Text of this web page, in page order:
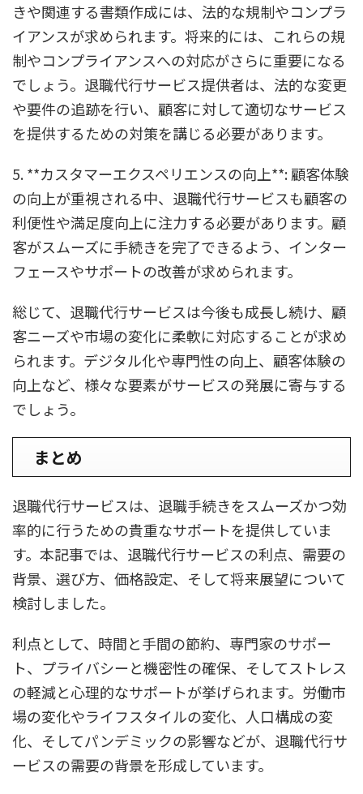
きや関連する書類作成には、法的な規制やコンプラ
イアンスが求められます。将来的には、これらの規
制やコンプライアンスへの対応がさらに重要になる
でしょう。退職代行サービス提供者は、法的な変更
や要件の追跡を行い、顧客に対して適切なサービス
を提供するための対策を講じる必要があります。
5. **カスタマーエクスペリエンスの向上**: 顧客体験
の向上が重視される中、退職代行サービスも顧客の
利便性や満足度向上に注力する必要があります。顧
客がスムーズに手続きを完了できるよう、インター
フェースやサポートの改善が求められます。
総じて、退職代行サービスは今後も成長し続け、顧
客ニーズや市場の変化に柔軟に対応することが求め
られます。デジタル化や専門性の向上、顧客体験の
向上など、様々な要素がサービスの発展に寄与する
でしょう。
まとめ
退職代行サービスは、退職手続きをスムーズかつ効
率的に行うための貴重なサポートを提供していま
す。本記事では、退職代行サービスの利点、需要の
背景、選び方、価格設定、そして将来展望について
検討しました。
利点として、時間と手間の節約、専門家のサポー
ト、プライバシーと機密性の確保、そしてストレス
の軽減と心理的なサポートが挙げられます。労働市
場の変化やライフスタイルの変化、人口構成の変
化、そしてパンデミックの影響などが、退職代行サ
ービスの需要の背景を形成しています。